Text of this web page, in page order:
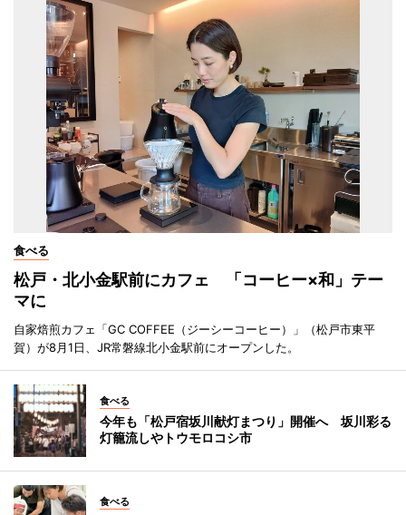
食べる
松戸・北小金駅前にカフェ 「コーヒー×和」テー
マに
自家焙煎カフェ「GC COFFEE（ジーシーコーヒー）」（松戸市東平
賀）が8月1日、JR常磐線北小金駅前にオープンした。
食べる
今年も「松戸宿坂川献灯まつり」開催へ 坂川彩る
灯籠流しやトウモロコシ市
食べる